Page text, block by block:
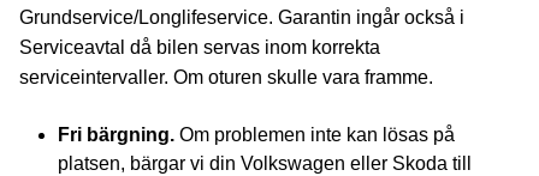
Grundservice/Longlifeservice. Garantin ingår också i
Serviceavtal då bilen servas inom korrekta
serviceintervaller. Om oturen skulle vara framme.
Fri bärgning. Om problemen inte kan lösas på
platsen, bärgar vi din Volkswagen eller Skoda till